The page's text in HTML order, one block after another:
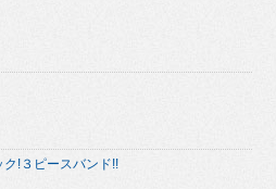
!３ピースバンド!!